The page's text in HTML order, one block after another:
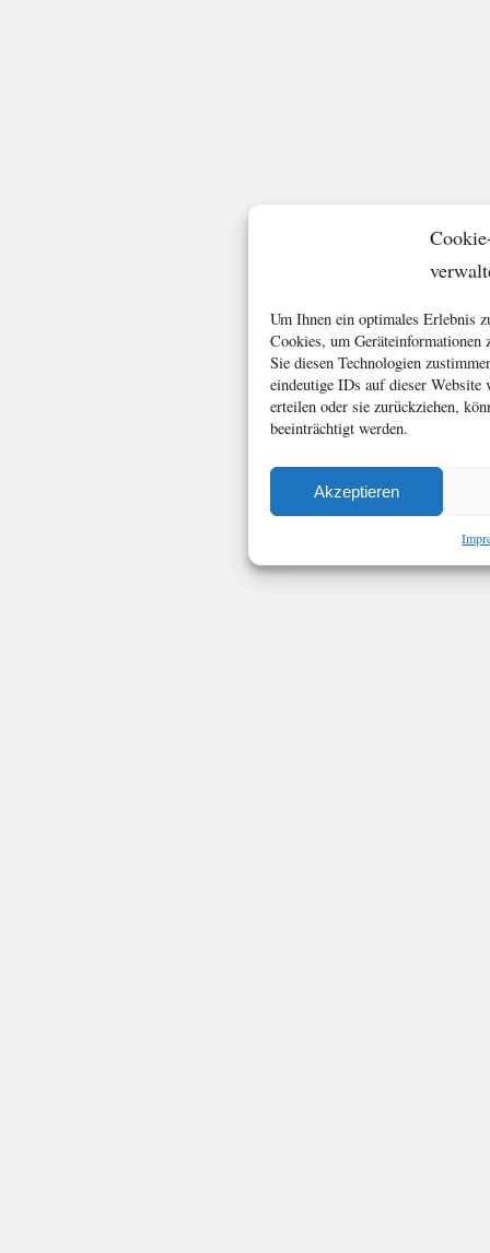
Um Ihnen ein optimales Erlebnis
Cookies, um Geräteinformationen
Sie diesen Technologien
eindeutige IDs auf dieser
erteilen oder sie zurückziehen,
beeinträchtigt werden.
Akzeptieren